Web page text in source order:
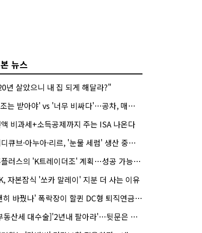
뉴스
년 살았으니 내 집 되게 해달라?"
는 받아야' vs '너무 비싸다'…공차, 매각 성공할까
비과세+소득공제까지 주는 ISA 나온다
큐브·아누아·리르, '눈물 세럼' 생산 중단한다
러스의 'K트레이더조' 계획…성공 가능성은 '글쎄'
자본잠식 '쏘카 말레이' 지분 더 사는 이유
바꿨나' 폭락장이 할퀸 DC형 퇴직연금…전문가 조언은
동산세 대수술]'2년내 팔아라'…뒷문은 열었다